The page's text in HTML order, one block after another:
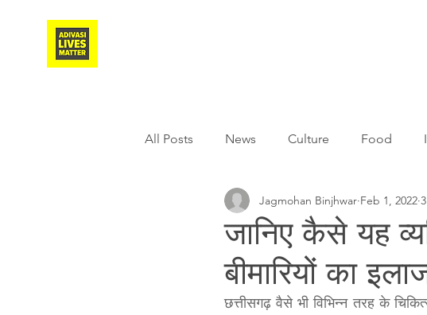
All Posts News Culture Food
Agriculture Covid-19 Adivasi
Weather Freedom Fighters
जानिए कैसे यह
बीमारियों का
Jagmohan Binjhwar Feb 1, 2022
छत्तीसगढ़ वैसे भी विभिन्न तरह के